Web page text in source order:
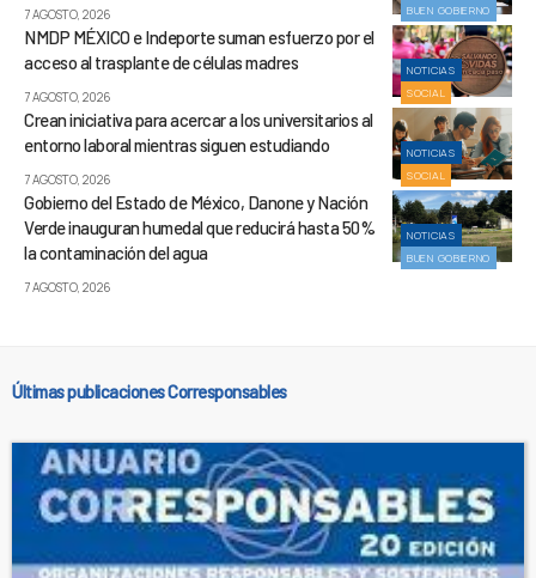
BUEN GOBIERNO
7 AGOSTO, 2026
NOTICIAS
SOCIAL
NMDP MÉXICO e Indeporte suman esfuerzo por el
acceso al trasplante de células madres
7 AGOSTO, 2026
NOTICIAS
SOCIAL
Crean iniciativa para acercar a los universitarios al
entorno laboral mientras siguen estudiando
7 AGOSTO, 2026
NOTICIAS
BUEN GOBIERNO
Gobierno del Estado de México, Danone y Nación
Verde inauguran humedal que reducirá hasta 50%
la contaminación del agua
7 AGOSTO, 2026
Últimas publicaciones Corresponsables